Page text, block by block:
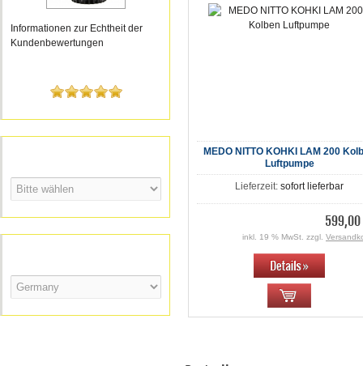
Informationen zur Echtheit der
Kundenbewertungen
MEDO NITTO KOHKI LAM 200
Luftpumpe
Lieferzeit: sofort lieferbar
599,00
inkl. 19 % MwSt. zzgl.